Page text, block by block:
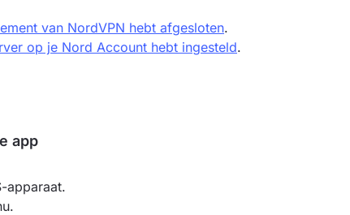
van NordVPN hebt afgesloten.
op je Nord Account hebt ingesteld.
app
apparaat.